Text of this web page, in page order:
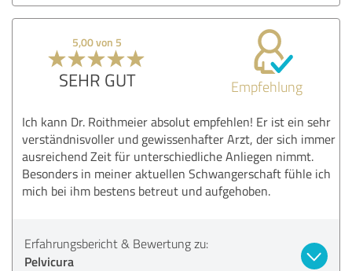
5,00 von 5
SEHR GUT Empfehlung
Ich kann Dr. Roithmeier absolut empfehlen! Er ist ein sehr
verständnisvoller und gewissenhafter Arzt, der sich immer
ausreichend Zeit für unterschiedliche Anliegen nimmt.
Besonders in meiner aktuellen Schwangerschaft fühle ich
mich bei ihm bestens betreut und aufgehoben.
Erfahrungsbericht & Bewertung zu:
Pelvicura